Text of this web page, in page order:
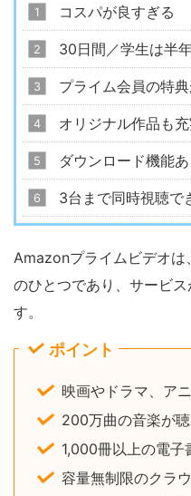
コスパが良すぎる
30日間／学生は半
プライム会員の特
オリジナル作品も
ダウンロード機能あ
3台まで同時視聴で
Amazonプライムビデオ
のひとつであり、サービ
す。
ポイント
映画やドラマ、ア
200万曲の音楽が
1,000冊以上の電子
容量無制限のクラ